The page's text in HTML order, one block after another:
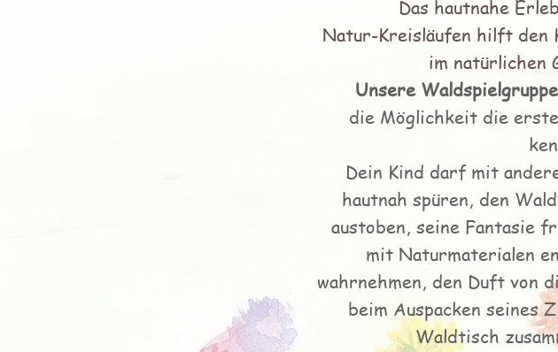
Das hautnahe
Natur-Kreisläufen hilft den
im natürlichen
Unsere
die Möglichkeit die
Dein Kind darf mit
hautnah spüren, den
austoben, seine Fantasie
mit Naturmaterialen
wahrnehmen, den Duft von
beim Auspacken seines
Waldtisch